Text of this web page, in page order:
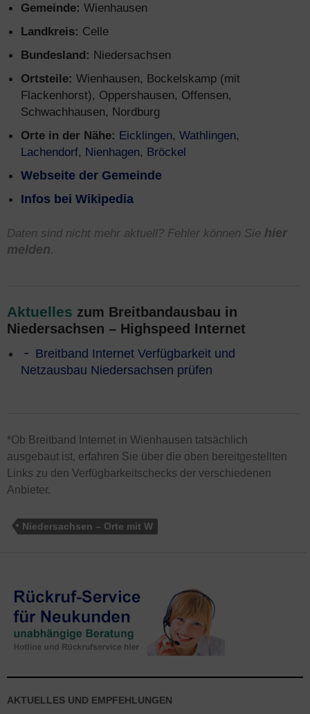
Gemeinde: Wienhausen
Landkreis: Celle
Bundesland: Niedersachsen
Ortsteile: Wienhausen, Bockelskamp (mit
Flackenhorst), Oppershausen, Offensen,
Schwachhausen, Nordburg
Orte in der Nähe: Eicklingen, Wathlingen,
Lachendorf, Nienhagen, Bröckel
Webseite der Gemeinde
Infos bei Wikipedia
Daten sind nicht mehr aktuell? Fehler können Sie hier
melden.
Aktuelles zum Breitbandausbau in
Niedersachsen – Highspeed Internet
Breitband Internet Verfügbarkeit und
Netzausbau Niedersachsen prüfen
*Ob Breitband Internet in Wienhausen tatsächlich
ausgebaut ist, erfahren Sie über die oben bereitgestellten
Links zu den Verfügbarkeitschecks der verschiedenen
Anbieter.
Niedersachsen – Orte mit W
AKTUELLES UND EMPFEHLUNGEN